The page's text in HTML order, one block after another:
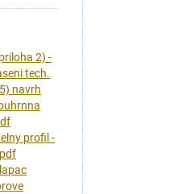
priloha 2) -
tech.
navrh
profil -